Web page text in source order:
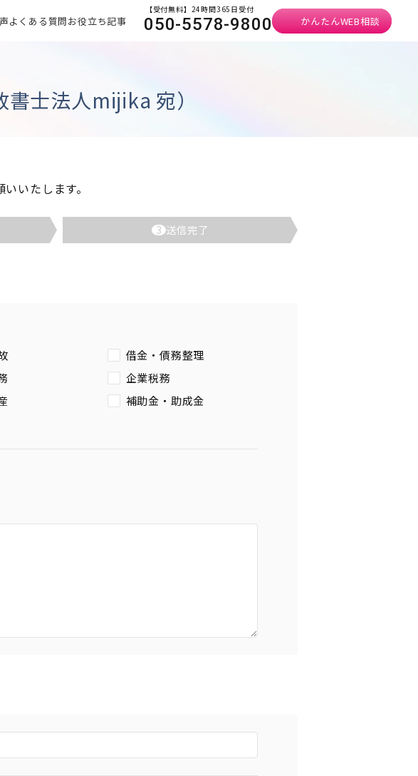
よくある質問お役立ち記事
【受付無料】24時間365日受付
050-5578-9800 かんたんWEB相談
士法人mijika 宛）
いたします。
3 送信完了
借金・債務整理
企業税務
補助金・助成金